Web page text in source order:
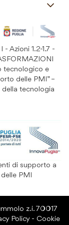
- Azioni 1.2-1.7 -
tecnologico e
delle PMI” –
della tecnologia
di supporto a
PMI
z.i. 70017
Policy- Cookie